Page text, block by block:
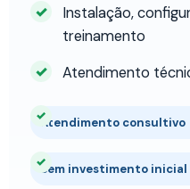
Instalação,
treinamento
Atendimento
Atendimento consultivo
Sem investimento inicial